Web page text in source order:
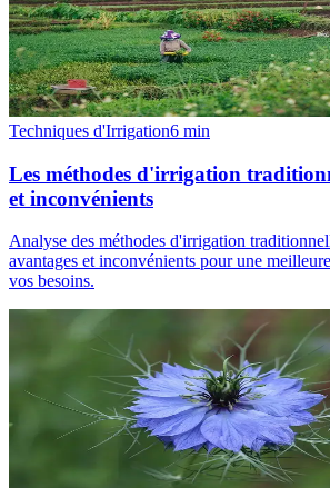
Techniques d'Irrigation6 min
Les méthodes d'irrigation
et inconvénients
Analyse des méthodes d'irrigation
avantages et inconvénients pour une
vos besoins.